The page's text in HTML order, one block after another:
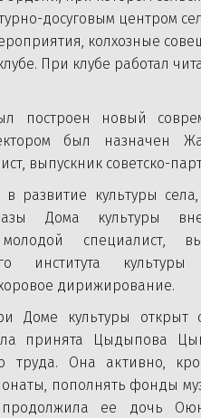
досуговым центром
колхозные
При клубе работал
построен новый
был назначен
выпускник советско-
развитие культуры
Дома культуры
молодой специалист,
института
дирижирование.
Доме культуры открыт
принята Цыдыпова
труда. Она активно,
пополнять фонды
продолжила ее дочь